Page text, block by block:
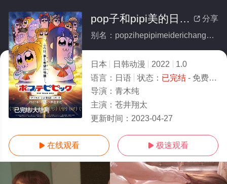
已完结/大结局
 分享
pop子和pipi美的日常第二季(全集)
别名：popzihepipimeiderichangdierji
日本 日韩动漫 2022
1.0
语言： 日语 状态： 已完结- 免费在线观看
导演： 青木纯
主演： 苍井翔太
更新时间： 2023-04-27
 在线观看  极速观看